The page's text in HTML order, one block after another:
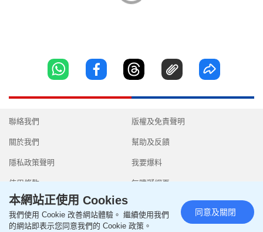
聯絡我們
關於我們
隱私政策聲明
使用條款
版權及免責聲明
幫助及反饋
我要爆料
無障礙網頁
Copyright © 2026 SingTao Ltd.All rights reserved.
本網站正使用 Cookies
我們使用 Cookie 改善網站體驗。 繼續使用我們
的網站即表示您同意我們的 Cookie 政策。
同意及關閉